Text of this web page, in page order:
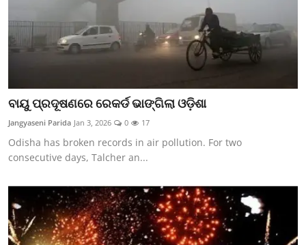
ବାୟୁ ପ୍ରଦୂଷଣରେ ରେକର୍ଡ ଭାଙ୍ଗିଲା ଓଡ଼ିଶା
Jangyaseni Parida Jan 3, 2026 0 17
Odisha has broken records in air pollution. For two
consecutive days, Talcher an...